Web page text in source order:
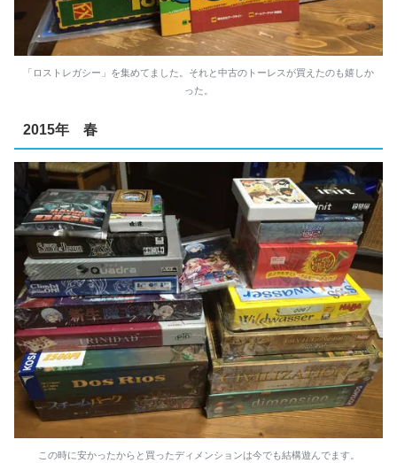
「ロストレガシー」を集めてました。それと中古のトーレスが買えたのも嬉しか
った。
2015年 春
この時に安かったからと買ったディメンションは今でも結構遊んでます。